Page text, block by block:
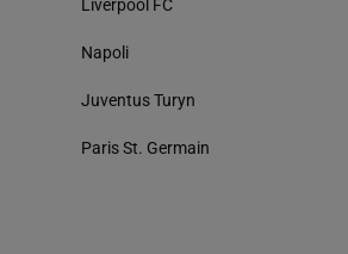
Liverpool FC
Napoli
Juventus Turyn
Paris St. Germain